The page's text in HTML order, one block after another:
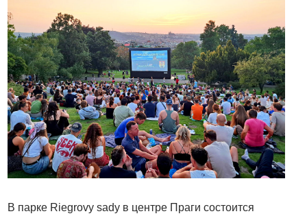
В парке Riegrovy sady в центре Праги состоится